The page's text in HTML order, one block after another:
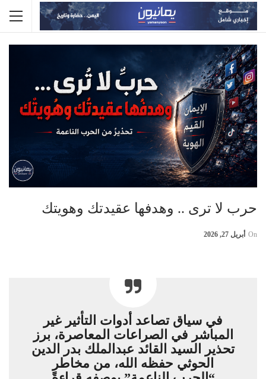
حرب لا ترى .. وهدفها عقيدتك وهويتك
On أبريل 27, 2026
في سياق تصاعد أدوات التأثير غير
المباشر في الصراعات المعاصرة، برز
تحذير السيد القائد عبدالملك بدر الدين
الحوثي حفظه الله، من مخاطر